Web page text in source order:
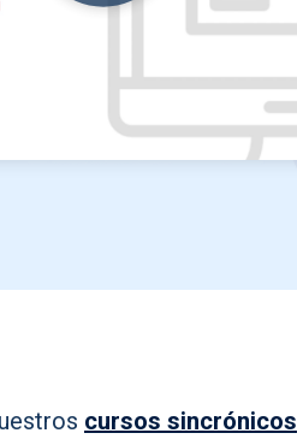
cursos sincrónicos